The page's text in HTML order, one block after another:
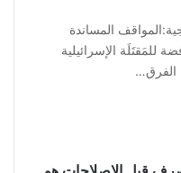
المساندة
للمَقتَلَة الإسرائيلية
الفرق…